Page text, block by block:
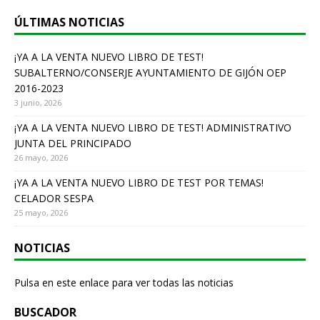
b
o
o
k
ÚLTIMAS NOTICIAS
¡YA A LA VENTA NUEVO LIBRO DE TEST!
SUBALTERNO/CONSERJE AYUNTAMIENTO DE GIJÓN OEP
2016-2023
3 junio, 2026
¡YA A LA VENTA NUEVO LIBRO DE TEST! ADMINISTRATIVO
JUNTA DEL PRINCIPADO
26 mayo, 2026
¡YA A LA VENTA NUEVO LIBRO DE TEST POR TEMAS!
CELADOR SESPA
25 mayo, 2026
NOTICIAS
Pulsa en este enlace para ver todas las noticias
BUSCADOR